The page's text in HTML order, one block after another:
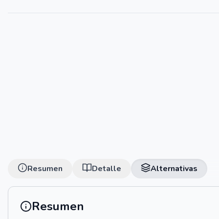
Resumen Detalle Alternativas
Resumen